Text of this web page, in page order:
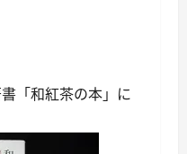
「和紅茶の本」に